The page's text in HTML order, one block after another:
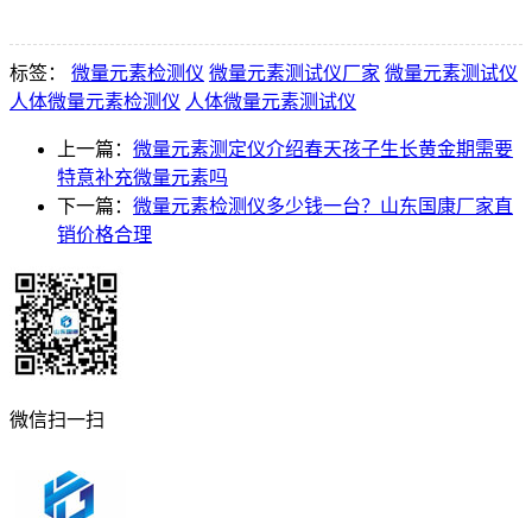
标签： 微量元素检测仪 微量元素测试仪厂家 微量元素测试仪
人体微量元素检测仪 人体微量元素测试仪
上一篇： 微量元素测定仪介绍春天孩子生长黄金期需要
特意补充微量元素吗
下一篇： 微量元素检测仪多少钱一台？山东国康厂家直
销价格合理
微信扫一扫